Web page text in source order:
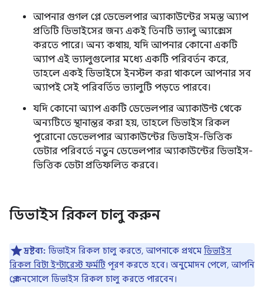
আপনার গুগল প্লে ডেভেলপার অ্যাকাউন্টের সমস্ত অ্যাপ
প্রতিটি ডিভাইসের জন্য একই তিনটি ভ্যালু অ্যাক্সেস
করতে পারে। অন্য কথায়, যদি আপনার কোনো একটি
অ্যাপ এই ভ্যালুগুলোর মধ্যে একটি পরিবর্তন করে,
তাহলে একই ডিভাইসে ইনস্টল করা থাকলে আপনার সব
অ্যাপই সেই পরিবর্তিত ভ্যালুটি পড়তে পারবে।
যদি কোনো অ্যাপ একটি ডেভেলপার অ্যাকাউন্ট থেকে
অন্যটিতে স্থানান্তর করা হয়, তাহলে ডিভাইস রিকল
পুরোনো ডেভেলপার অ্যাকাউন্টের ডিভাইস-ভিত্তিক
ডেটার পরিবর্তে নতুন ডেভেলপার অ্যাকাউন্টের ডিভাইস-
ভিত্তিক ডেটা প্রতিফলিত করবে।
ডিভাইস রিকল চালু করুন
দ্রষ্টব্য: ডিভাইস রিকল চালু করতে, আপনাকে প্রথমে ডিভাইস
রিকল বিটা ইন্টারেস্ট ফর্মটি পূরণ করতে হবে। অনুমোদন পেলে, আপনি
প্লে কনসোলে ডিভাইস রিকল চালু করতে পারবেন।